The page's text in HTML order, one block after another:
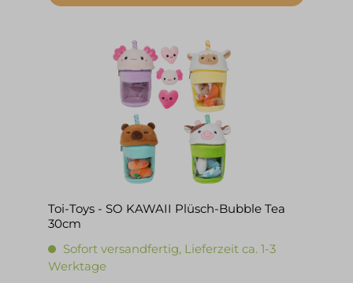
Toi-Toys - SO KAWAII Plüsch-Bubble Tea
30cm
Sofort versandfertig, Lieferzeit ca. 1-3
Werktage